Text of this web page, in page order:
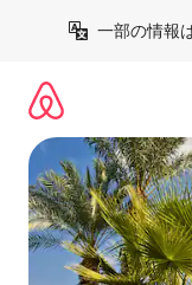
一部の情報